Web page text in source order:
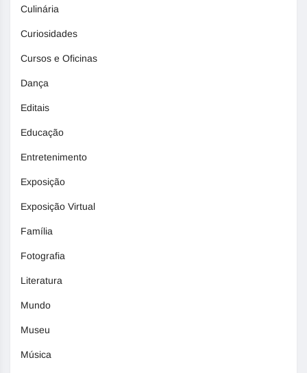
Culinária
Curiosidades
Cursos e Oficinas
Dança
Editais
Educação
Entretenimento
Exposição
Exposição Virtual
Família
Fotografia
Literatura
Mundo
Museu
Música